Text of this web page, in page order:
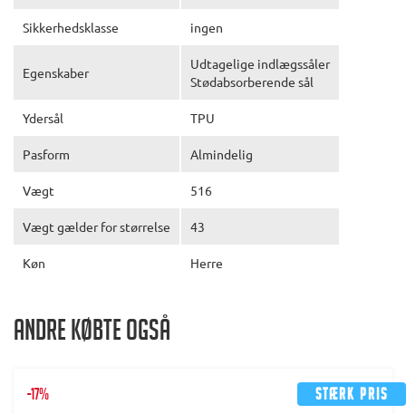
Sikkerhedsklasse ingen
Egenskaber
Udtagelige indlægssåler
Stødabsorberende sål
Ydersål TPU
Pasform Almindelig
Vægt 516
Vægt gælder for størrelse 43
Køn Herre
Andre købte også
Stærk pris
-17%